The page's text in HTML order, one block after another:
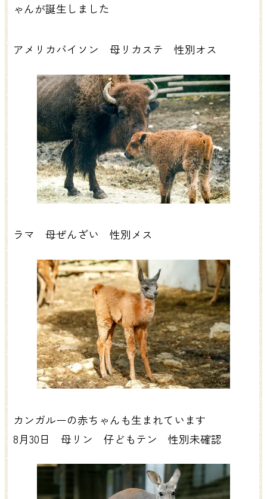
ゃんが誕生しました
アメリカバイソン 母リカステ 性別オス
ラマ 母ぜんざい 性別メス
カンガルーの赤ちゃんも生まれています
8月30日 母リン 仔どもテン 性別未確認